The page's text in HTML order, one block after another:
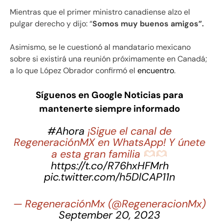
Mientras que el primer ministro canadiense alzo el
pulgar derecho y dijo: “Somos muy buenos amigos”.
Asimismo, se le cuestionó al mandatario mexicano
sobre si existirá una reunión próximamente en Canadá;
a lo que López Obrador confirmó el encuentro.
Síguenos en Google Noticias para
mantenerte siempre informado
#Ahora ¡Sigue el canal de
RegeneraciónMX en WhatsApp! Y únete
a esta gran familia
https://t.co/R76hxHFMrh
pic.twitter.com/h5DlCAP11n
— RegeneraciónMx (@RegeneracionMx)
September 20, 2023